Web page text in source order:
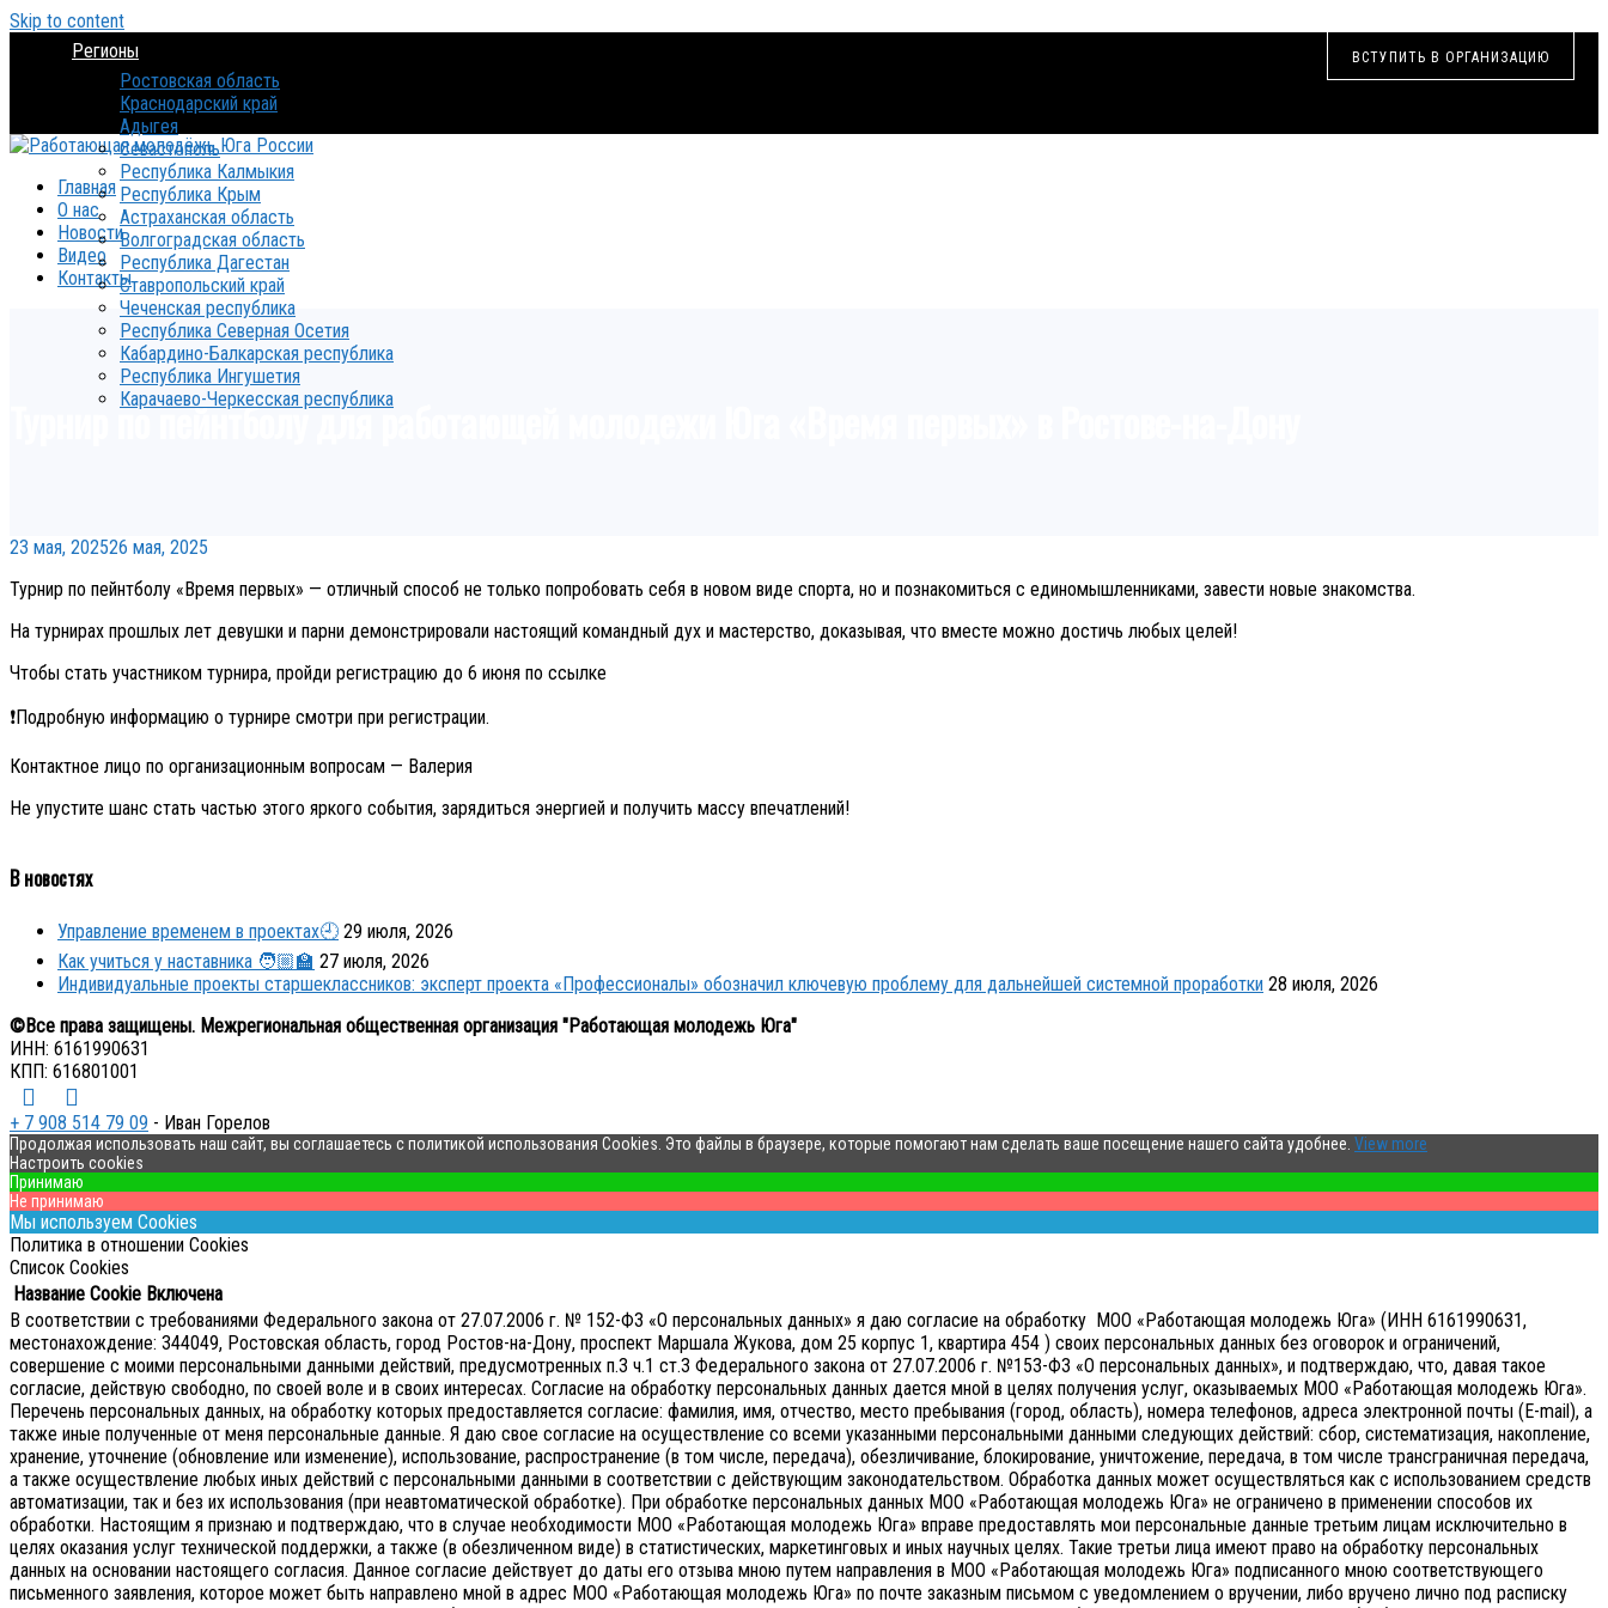
Skip to content
ВСТУПИТЬ В ОРГАНИЗАЦИЮ
Регионы
Ростовская область
Краснодарский край
Адыгея
Севастополь
Республика Калмыкия
Республика Крым
Астраханская область
Волгоградская область
Республика Дагестан
Ставропольский край
Чеченская республика
Республика Северная Осетия
Кабардино-Балкарская республика
Республика Ингушетия
Карачаево-Черкесская республика
Главная
О нас
Новости
Видео
Контакты
Турнир по пейнтболу для работающей молодежи Юга «Время первых» в Ростове-на-Дону
23 мая, 202526 мая, 2025
Турнир по пейнтболу «Время первых» — отличный способ не только попробовать себя в новом виде спорта, но и познакомиться с единомышленниками, завести новые знакомства.
На турнирах прошлых лет девушки и парни демонстрировали настоящий командный дух и мастерство, доказывая, что вместе можно достичь любых целей!
Чтобы стать участником турнира, пройди регистрацию до 6 июня по ссылке
❗Подробную информацию о турнире смотри при регистрации.
Контактное лицо по организационным вопросам — Валерия
Не упустите шанс стать частью этого яркого события, зарядиться энергией и получить массу впечатлений!
В новостях
Управление временем в проектах🕘 29 июля, 2026
Как учиться у наставника 🧑🏼‍🏫 27 июля, 2026
Индивидуальные проекты старшеклассников: эксперт проекта «Профессионалы» обозначил ключевую проблему для дальнейшей системной проработки 28 июля, 2026
©Все права защищены. Межрегиональная общественная организация "Работающая молодежь Юга"
ИНН: 6161990631
КПП: 616801001
+ 7 908 514 79 09 - Иван Горелов
Продолжая использовать наш сайт, вы соглашаетесь с политикой использования Cookies. Это файлы в браузере, которые помогают нам сделать ваше посещение нашего сайта удобнее. View more
Настроить cookies
Принимаю
Не принимаю
Мы используем Cookies
Политика в отношении Cookies
Список Cookies
Название Cookie Включена
В соответствии с требованиями Федерального закона от 27.07.2006 г. № 152-ФЗ «О персональных данных» я даю согласие на обработку МОО «Работающая молодежь Юга» (ИНН 6161990631,
местонахождение: 344049, Ростовская область, город Ростов-на-Дону, проспект Маршала Жукова, дом 25 корпус 1, квартира 454 ) своих персональных данных без оговорок и ограничений,
совершение с моими персональными данными действий, предусмотренных п.3 ч.1 ст.3 Федерального закона от 27.07.2006 г. №153-ФЗ «О персональных данных», и подтверждаю, что, давая такое
согласие, действую свободно, по своей воле и в своих интересах. Согласие на обработку персональных данных дается мной в целях получения услуг, оказываемых МОО «Работающая молодежь Юга».
Перечень персональных данных, на обработку которых предоставляется согласие: фамилия, имя, отчество, место пребывания (город, область), номера телефонов, адреса электронной почты (E-mail), а
также иные полученные от меня персональные данные. Я даю свое согласие на осуществление со всеми указанными персональными данными следующих действий: сбор, систематизация, накопление,
хранение, уточнение (обновление или изменение), использование, распространение (в том числе, передача), обезличивание, блокирование, уничтожение, передача, в том числе трансграничная передача,
а также осуществление любых иных действий с персональными данными в соответствии с действующим законодательством. Обработка данных может осуществляться как с использованием средств
автоматизации, так и без их использования (при неавтоматической обработке). При обработке персональных данных МОО «Работающая молодежь Юга» не ограничено в применении способов их
обработки. Настоящим я признаю и подтверждаю, что в случае необходимости МОО «Работающая молодежь Юга» вправе предоставлять мои персональные данные третьим лицам исключительно в
целях оказания услуг технической поддержки, а также (в обезличенном виде) в статистических, маркетинговых и иных научных целях. Такие третьи лица имеют право на обработку персональных
данных на основании настоящего согласия. Данное согласие действует до даты его отзыва мною путем направления в МОО «Работающая молодежь Юга» подписанного мною соответствующего
письменного заявления, которое может быть направлено мной в адрес МОО «Работающая молодежь Юга» по почте заказным письмом с уведомлением о вручении, либо вручено лично под расписку